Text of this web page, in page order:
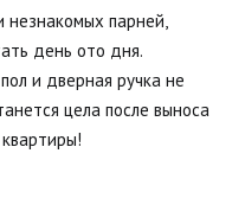
незнакомых парней,
день ото дня.
и дверная ручка не
цела после выноса
квартиры!